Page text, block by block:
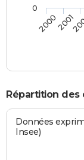
20002001
0
Répartition des
Données
Insee)